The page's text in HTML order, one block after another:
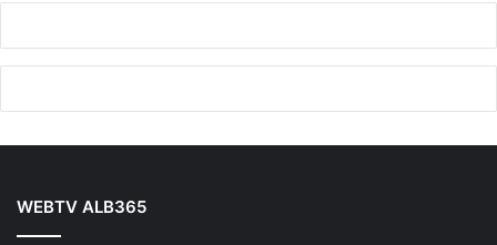
WEBTV ALB365